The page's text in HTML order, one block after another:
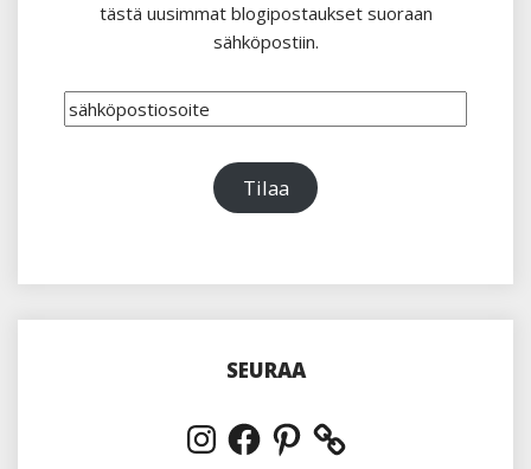
tästä uusimmat blogipostaukset suoraan
sähköpostiin.
sähköpostiosoite
Tilaa
SEURAA
InstagramFacebookPinterest